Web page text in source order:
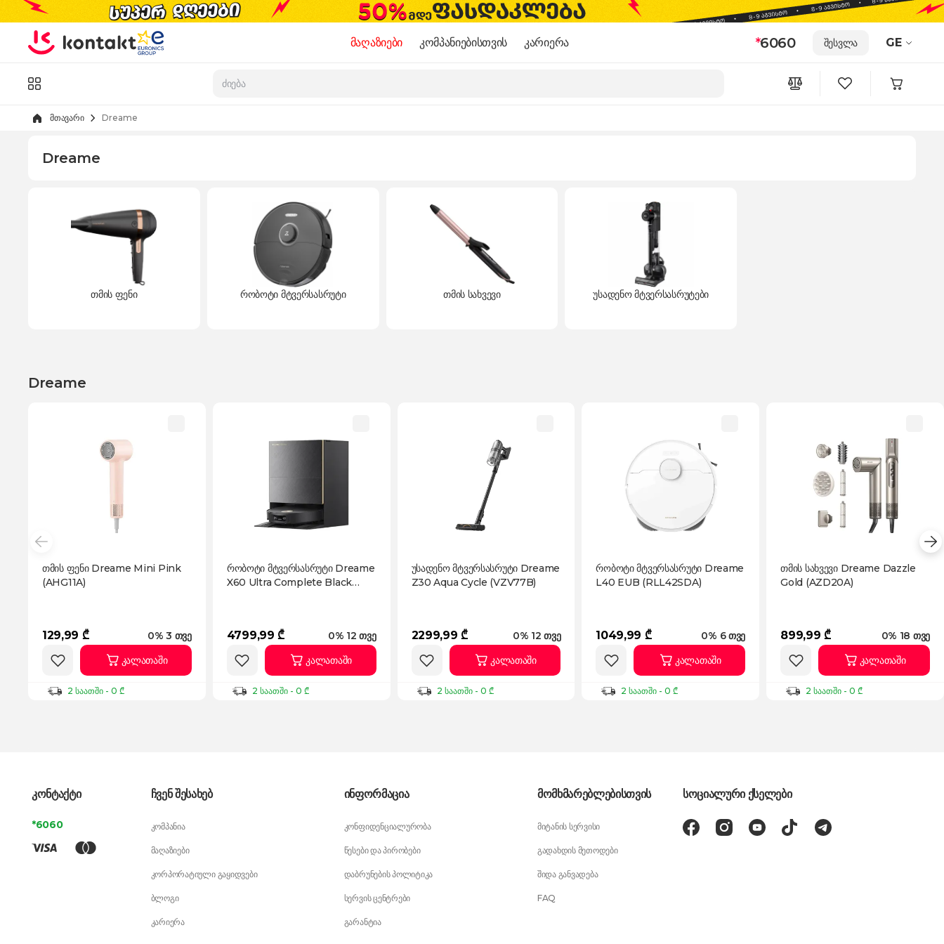
Skip to Content
მაღაზიები კომპანიებისთვის კარიერა *6060 შესვლა GE
მთავარი Dreame
Dreame
თმის ფენი რობოტი მტვერსასრუტი თმის სახვევი უსადენო მტვერსასრუტები
Dreame
თმის ფენი Dreame Mini Pink
(AHG11A)
129,99 ₾ 0% 3 თვე
2 საათში - 0 ₾
კალათაში
რობოტი მტვერსასრუტი Dreame
X60 Ultra Complete Black
4799,99 ₾ 0% 12 თვე
2 საათში - 0 ₾
კალათაში
უსადენო მტვერსასრუტი Dreame
Z30 Aqua Cycle (VZV77B)
2299,99 ₾ 0% 12 თვე
2 საათში - 0 ₾
კალათაში
რობოტი მტვერსასრუტი Dreame
L40 EUB (RLL42SDA)
1049,99 ₾ 0% 6 თვე
2 საათში - 0 ₾
კალათაში
თმის სახვევი Dreame Dazzle
Gold (AZD20A)
899,99 ₾ 0% 18 თვე
2 საათში - 0 ₾
კალათაში
კონტაქტი
*6060
ჩვენ შესახებ
კომპანია
მაღაზიები
კორპორატიული გაყიდვები
ბლოგი
კარიერა
ინფორმაცია
კონფიდენციალურობა
წესები და პირობები
დაბრუნების პოლიტიკა
სერვის ცენტრები
გარანტია
მომხმარებლებისთვის
მიტანის სერვისი
გადახდის მეთოდები
შიდა განვადება
FAQ
სოციალური ქსელები